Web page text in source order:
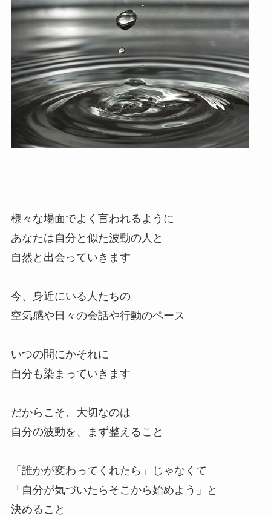
様々な場面でよく言われるように
あなたは自分と似た波動の人と
自然と出会っていきます
今、身近にいる人たちの
空気感や日々の会話や行動のペース
いつの間にかそれに
自分も染まっていきます
だからこそ、大切なのは
自分の波動を、まず整えること
「誰かが変わってくれたら」じゃなくて
「自分が気づいたらそこから始めよう」と
決めること